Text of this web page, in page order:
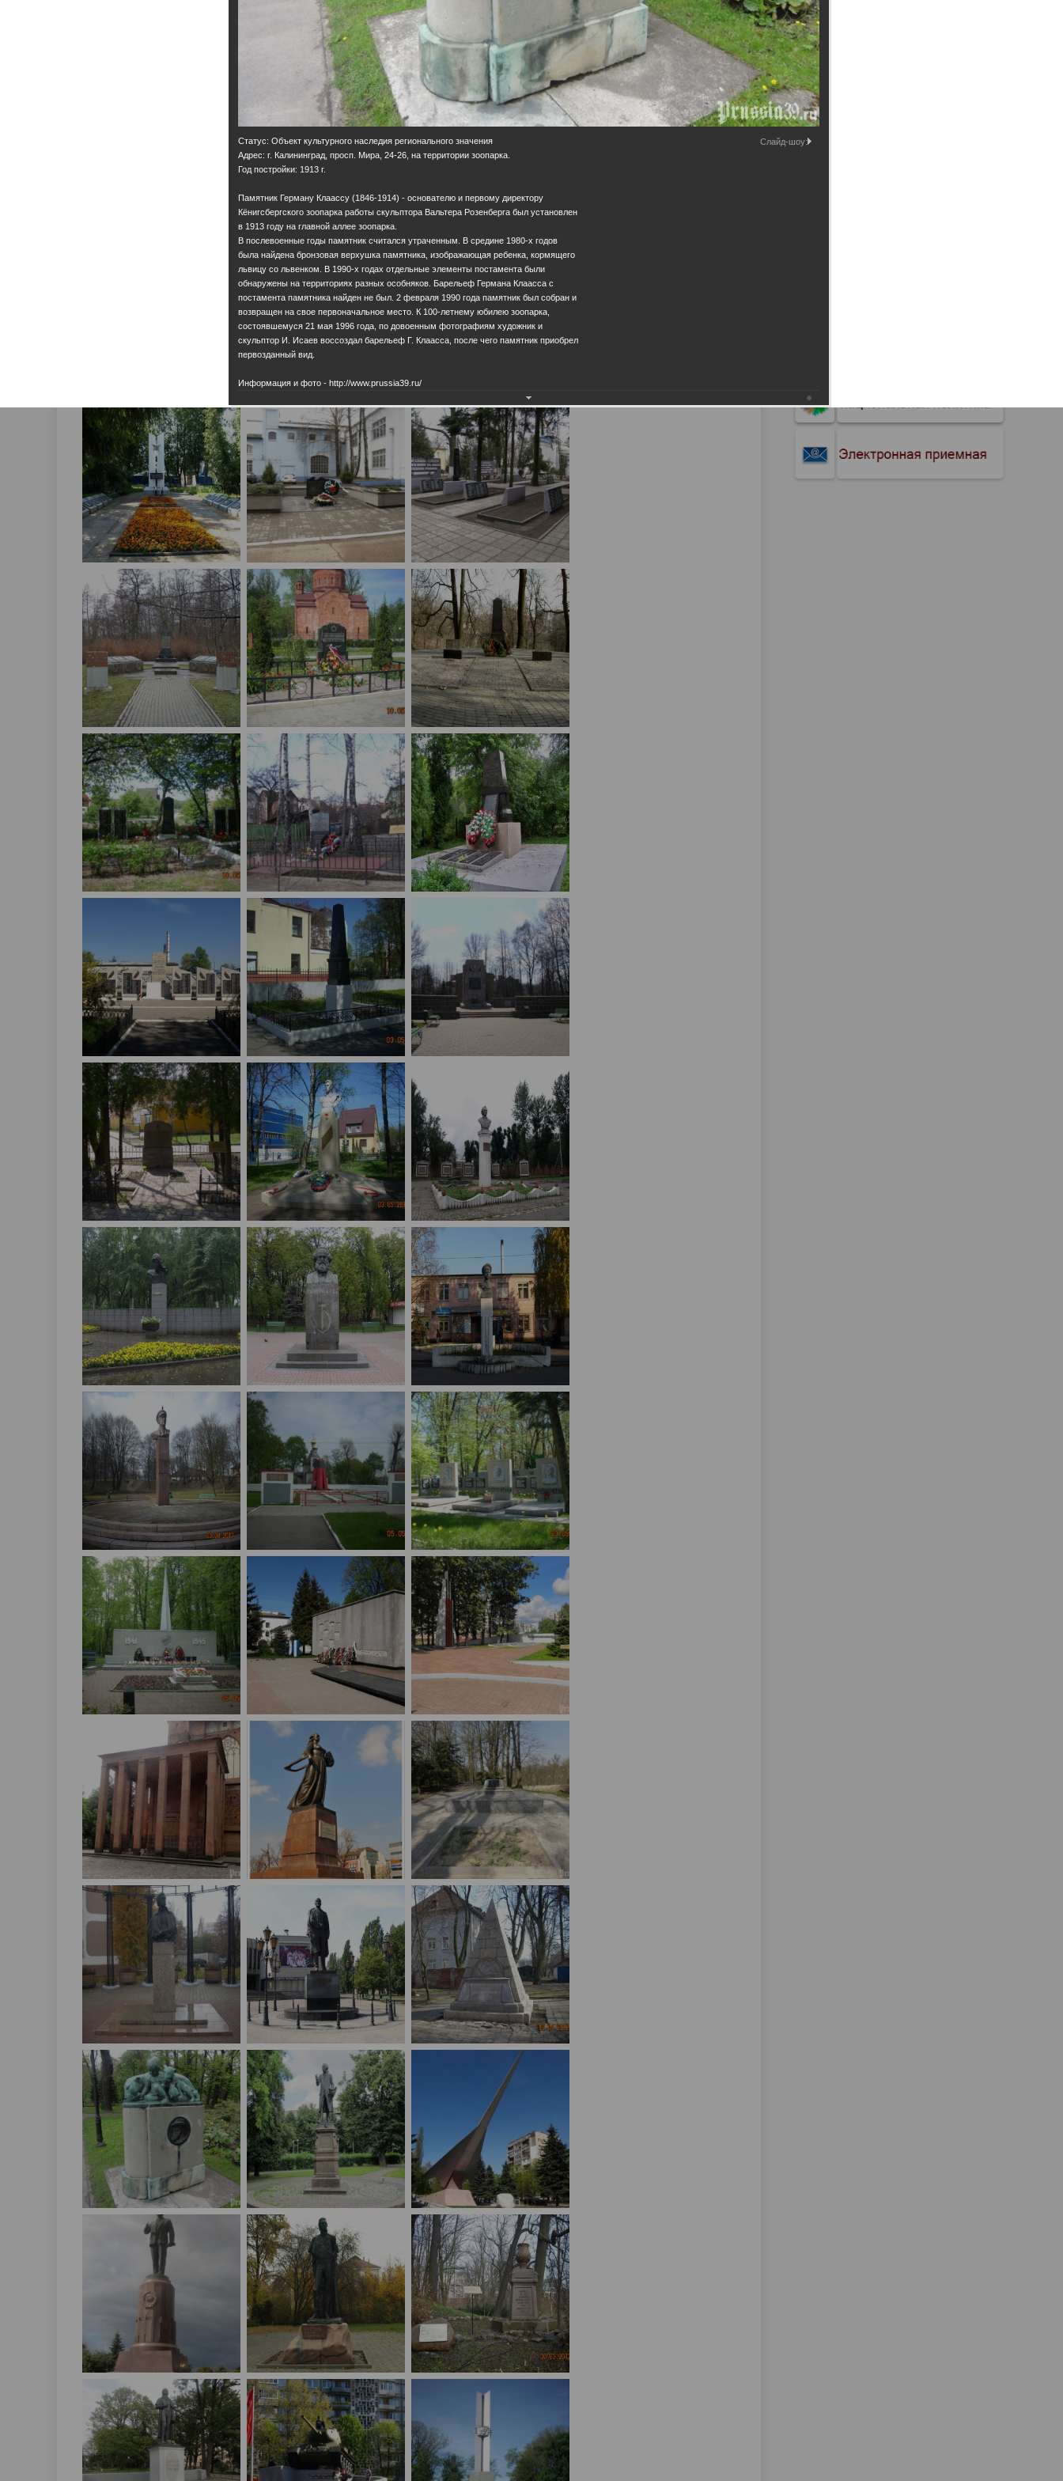
сооружения
Мосты
Статус: Объект культурного наследия регионального значения
Адрес: г. Калининград, просп. Мира, 24-26, на территории зоопарка.
Год постройки: 1913 г.
Памятник Герману Клаассу (1846-1914) - основателю и первому директору
Кёнигсбергского зоопарка работы скульптора Вальтера Розенберга был установлен
в 1913 году на главной аллее зоопарка.
В послевоенные годы памятник считался утраченным. В средине 1980-х годов
была найдена бронзовая верхушка памятника, изображающая ребенка, кормящего
львицу со львенком. В 1990-х годах отдельные элементы постамента были
обнаружены на территориях разных особняков. Барельеф Германа Клаасса с
постамента памятника найден не был. 2 февраля 1990 года памятник был собран и
возвращен на свое первоначальное место. К 100-летнему юбилею зоопарка,
состоявшемуся 21 мая 1996 года, по довоенным фотографиям художник и
скульптор И. Исаев воссоздал барельеф Г. Клаасса, после чего памятник приобрел
первозданный вид.
Информация и фото - http://www.prussia39.ru/
Слайд-шоу: